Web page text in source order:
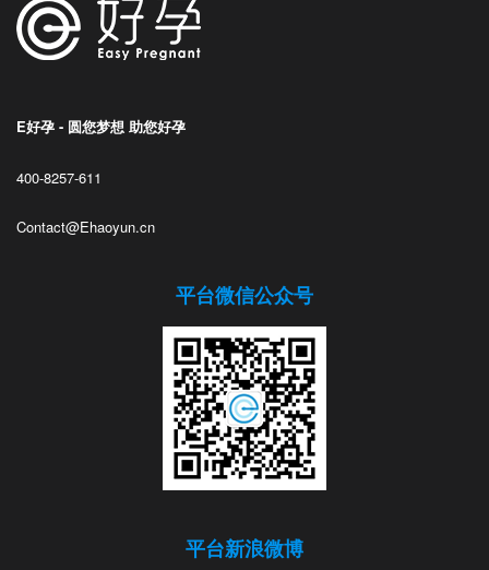
E好孕 - 圆您梦想 助您好孕
400-8257-611
Contact@Ehaoyun.cn
平台微信公众号
平台新浪微博